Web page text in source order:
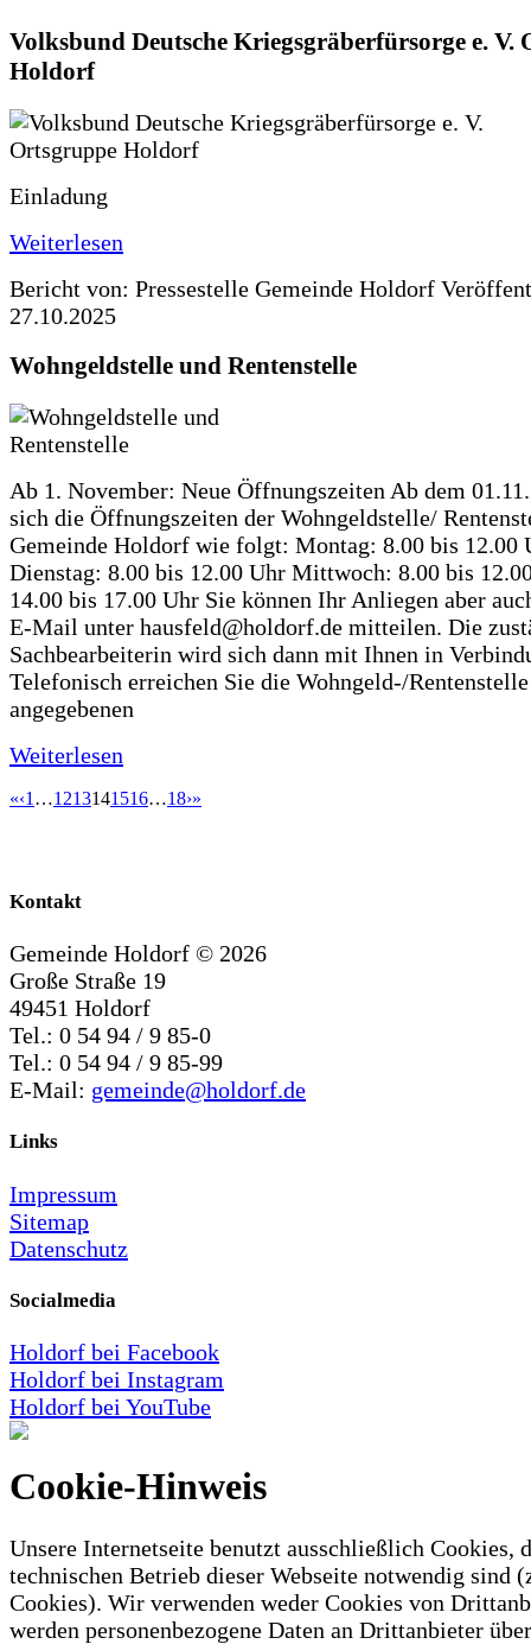
Volksbund Deutsche Kriegsgräberfürsorge e. V.
Holdorf
Einladung
Weiterlesen
Bericht von: Pressestelle Gemeinde Holdorf
27.10.2025
Wohngeldstelle und Rentenstelle
Ab 1. November: Neue Öffnungszeiten Ab dem
sich die Öffnungszeiten der Wohngeldstelle/
Gemeinde Holdorf wie folgt: Montag: 8.00 bis 12.00
Dienstag: 8.00 bis 12.00 Uhr Mittwoch: 8.00 bis
14.00 bis 17.00 Uhr Sie können Ihr Anliegen aber
E-Mail unter hausfeld@holdorf.de mitteilen. Die
Sachbearbeiterin wird sich dann mit Ihnen in
Telefonisch erreichen Sie die Wohngeld-/
angegebenen
Weiterlesen
«‹1 …1213141516…18›»
Kontakt
Gemeinde Holdorf © 2026
Große Straße 19
49451 Holdorf
Tel.: 0 54 94 / 9 85-0
Tel.: 0 54 94 / 9 85-99
E-Mail: gemeinde@holdorf.de
Links
Impressum
Sitemap
Datenschutz
Socialmedia
Holdorf bei Facebook
Holdorf bei Instagram
Holdorf bei YouTube
Cookie-Hinweis
Unsere Internetseite benutzt ausschließlich Cookies,
technischen Betrieb dieser Webseite notwendig sind
Cookies). Wir verwenden weder Cookies von
werden personenbezogene Daten an Drittanbieter